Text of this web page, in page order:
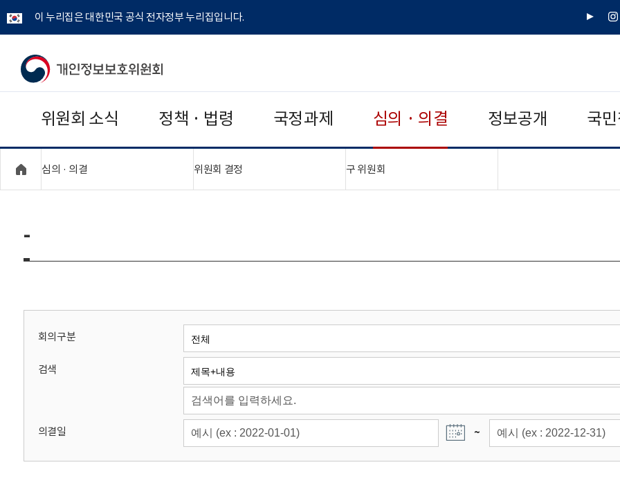
이 누리집은 대한민국 공식 전자정부 누리집입니다.
유
인
개
보
보
위
회
위원회 소식 정책 · 법령 국정과제 심의 · 의결 정보공개 국
심의 · 의결 위원회 결정 구 위원회
-
회의구분
검색
의결일 ~